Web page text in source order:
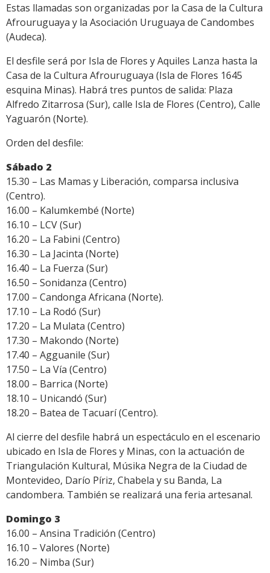
Estas llamadas son organizadas por la Casa de la Cultura
Afrouruguaya y la Asociación Uruguaya de Candombes
(Audeca).
El desfile será por Isla de Flores y Aquiles Lanza hasta la
Casa de la Cultura Afrouruguaya (Isla de Flores 1645
esquina Minas). Habrá tres puntos de salida: Plaza
Alfredo Zitarrosa (Sur), calle Isla de Flores (Centro), Calle
Yaguarón (Norte).
Orden del desfile:
Sábado 2
15.30 – Las Mamas y Liberación, comparsa inclusiva
(Centro).
16.00 – Kalumkembé (Norte)
16.10 – LCV (Sur)
16.20 – La Fabini (Centro)
16.30 – La Jacinta (Norte)
16.40 – La Fuerza (Sur)
16.50 – Sonidanza (Centro)
17.00 – Candonga Africana (Norte).
17.10 – La Rodó (Sur)
17.20 – La Mulata (Centro)
17.30 – Makondo (Norte)
17.40 – Agguanile (Sur)
17.50 – La Vía (Centro)
18.00 – Barrica (Norte)
18.10 – Unicandó (Sur)
18.20 – Batea de Tacuarí (Centro).
Al cierre del desfile habrá un espectáculo en el escenario
ubicado en Isla de Flores y Minas, con la actuación de
Triangulación Kultural, Músika Negra de la Ciudad de
Montevideo, Darío Píriz, Chabela y su Banda, La
candombera. También se realizará una feria artesanal.
Domingo 3
16.00 – Ansina Tradición (Centro)
16.10 – Valores (Norte)
16.20 – Nimba (Sur)